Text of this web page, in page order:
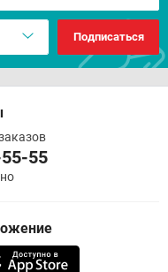
Подписаться
55